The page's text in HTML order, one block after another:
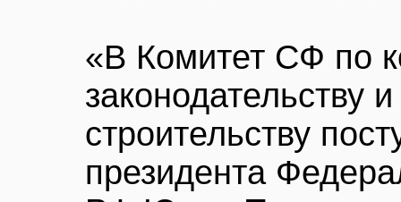
«В Комитет СФ по
законодательству
строительству
президента